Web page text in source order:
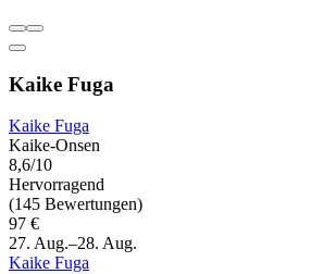
Kaike Fuga
Kaike Fuga
Kaike-Onsen
8,6/10
Hervorragend
(145 Bewertungen)
97 €
27. Aug.–28. Aug.
Kaike Fuga